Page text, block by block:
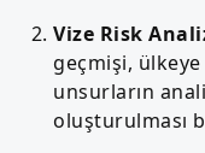
Vize Risk
geçmişi,
unsurların
oluşturulması